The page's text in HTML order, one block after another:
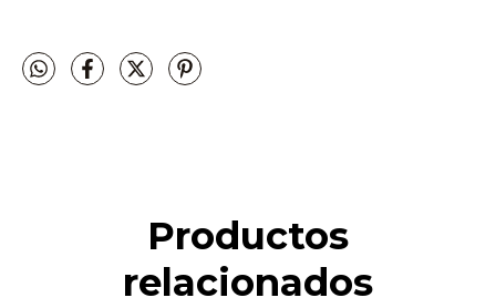
Productos
relacionados